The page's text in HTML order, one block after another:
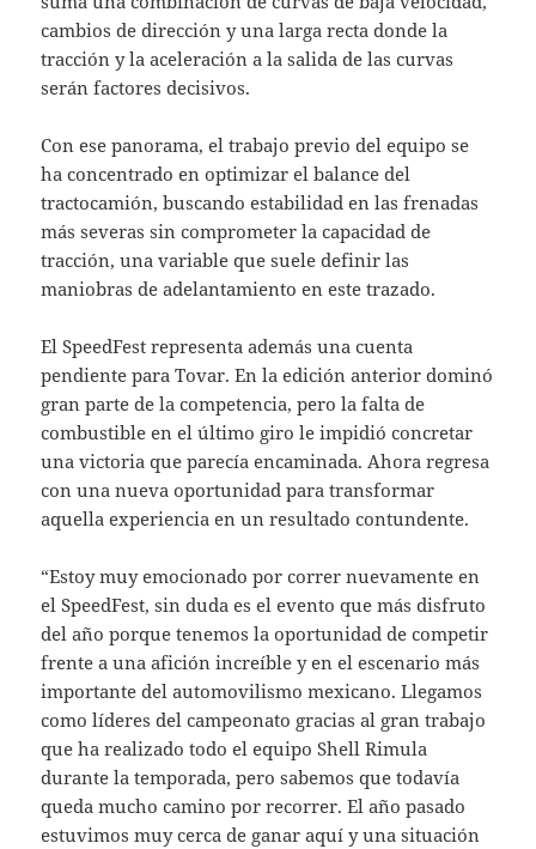
cambios de dirección y una larga recta donde la
tracción y la aceleración a la salida de las curvas
serán factores decisivos.
Con ese panorama, el trabajo previo del equipo se
ha concentrado en optimizar el balance del
tractocamión, buscando estabilidad en las frenadas
más severas sin comprometer la capacidad de
tracción, una variable que suele definir las
maniobras de adelantamiento en este trazado.
El SpeedFest representa además una cuenta
pendiente para Tovar. En la edición anterior dominó
gran parte de la competencia, pero la falta de
combustible en el último giro le impidió concretar
una victoria que parecía encaminada. Ahora regresa
con una nueva oportunidad para transformar
aquella experiencia en un resultado contundente.
“Estoy muy emocionado por correr nuevamente en
el SpeedFest, sin duda es el evento que más disfruto
del año porque tenemos la oportunidad de competir
frente a una afición increíble y en el escenario más
importante del automovilismo mexicano. Llegamos
como líderes del campeonato gracias al gran trabajo
que ha realizado todo el equipo Shell Rimula
durante la temporada, pero sabemos que todavía
queda mucho camino por recorrer. El año pasado
estuvimos muy cerca de ganar aquí y una situación